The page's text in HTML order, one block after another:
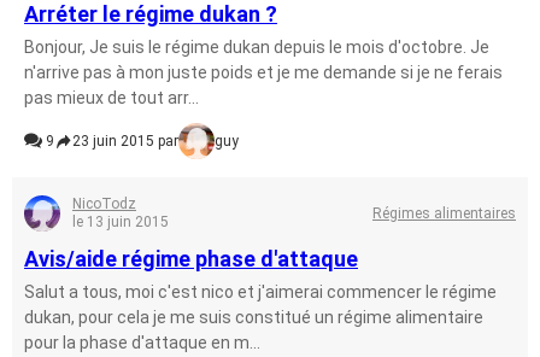
Arréter le régime dukan ?
Bonjour, Je suis le régime dukan depuis le mois d'octobre. Je
n'arrive pas à mon juste poids et je me demande si je ne ferais
pas mieux de tout arr...
9 23 juin 2015 par guy
NicoTodz
le 13 juin 2015
Régimes alimentaires
Avis/aide régime phase d'attaque
Salut a tous, moi c'est nico et j'aimerai commencer le régime
dukan, pour cela je me suis constitué un régime alimentaire
pour la phase d'attaque en m...